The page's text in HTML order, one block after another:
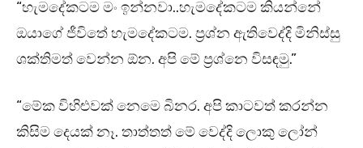
“හැමදේකටම මං ඉන්නවා..හැමදේකටම කියන්නේ
ඔයාගේ ජීවිතේ හැමදේකටම. ප්‍රශ්න ඇතිවෙද්දි මිනිස්සු
ශක්තිමත් වෙන්න ඕන. අපි මේ ප්‍රශ්නෙ විසඳමු.”
“මේක විහිළුවක් නෙමෙ බිනර. අපි කාටවත් කරන්න
කිසිම දෙයක් නෑ. තාත්තත් මේ වෙද්දි ලොකු ලෝන්